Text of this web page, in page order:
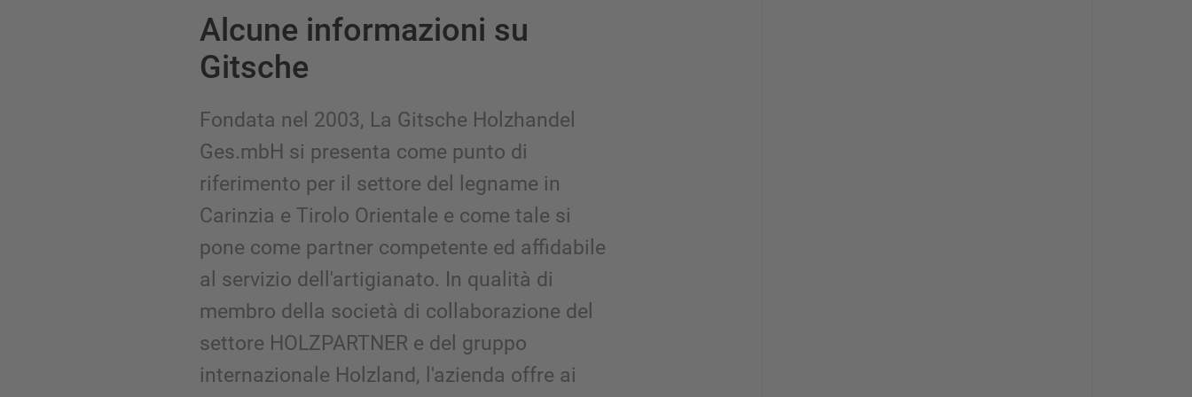
Alcune informazioni su
Gitsche
Fondata nel 2003, La Gitsche Holzhandel
Ges.mbH si presenta come punto di
riferimento per il settore del legname in
Carinzia e Tirolo Orientale e come tale si
pone come partner competente ed affidabile
al servizio dell'artigianato. In qualità di
membro della società di collaborazione del
settore HOLZPARTNER e del gruppo
internazionale Holzland, l'azienda offre ai